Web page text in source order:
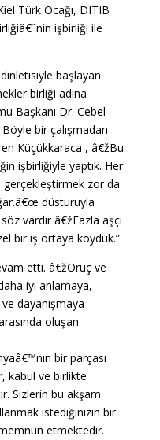
Türk Ocağı, DITIB
işbirliği ile
başlayan
birliği adına
Başkanı Dr. Cebel
Böyle bir çalışmadan
Küçükkaraca , â€žBu
işbirliğiyle yaptık. Her
gerçekleştirmek zor da
düsturuyla
vardır â€žFazla aşçı
bir iş ortaya koyduk.”
etti. â€žOruç ve
iyi anlamaya,
dayanışmaya
oluşan
bir parçası
kabul ve birlikte
Sizlerin bu akşam
istediğinizin bir
etmektedir.